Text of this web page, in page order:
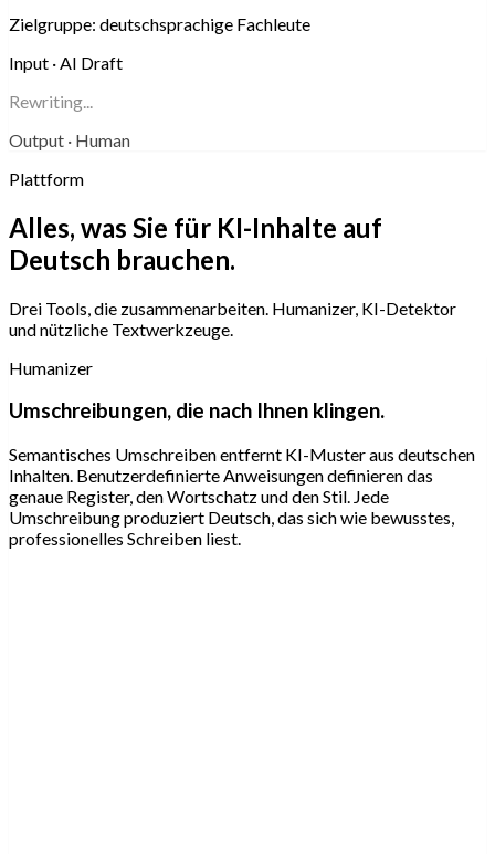
Zielgruppe: deutschsprachige Fachleute
Input · AI Draft
Rewriting...
Output · Human
Plattform
Alles, was Sie für KI-Inhalte auf
Deutsch brauchen.
Drei Tools, die zusammenarbeiten. Humanizer, KI-Detektor
und nützliche Textwerkzeuge.
Humanizer
Umschreibungen, die nach Ihnen klingen.
Semantisches Umschreiben entfernt KI-Muster aus deutschen
Inhalten. Benutzerdefinierte Anweisungen definieren das
genaue Register, den Wortschatz und den Stil. Jede
Umschreibung produziert Deutsch, das sich wie bewusstes,
professionelles Schreiben liest.